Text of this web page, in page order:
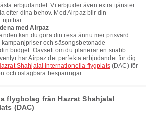
erbjudandet. Vi erbjuder även extra tjänster
efter dina behov. Med Airpaz blir din
njutbar.
med Airpaz
kan du göra din resa ännu mer prisvärd.
och säsongsbetonade
budget. Oavsett om du planerar en snabb
har Airpaz det perfekta erbjudandet för dig.
Shahjalal internationella flygplats(DAC) för
och oslagbara besparingar.
flygbolag från Hazrat Shahjalal
(DAC)